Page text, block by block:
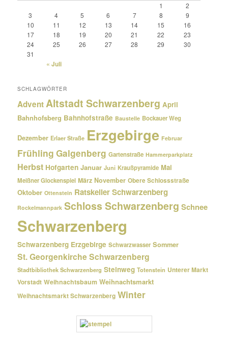
1
2
3
4 5 6 7 8
9
10
11 12 13 14 15
16
17
18 19 20 21 22
23
24
25 26 27 28 29
30
31
« Juli
SCHLAGWÖRTER
AdventAltstadt Schwarzenberg April
Bahnhofsberg Bahnhofstraße Baustelle Bockauer Weg
Dezember Erlaer Straße Erzgebirge Februar
Frühling Galgenberg Gartenstraße Hammerparkplatz
Herbst Hofgarten Januar Juni Kraußpyramide Mai
Meißner Glockenspiel März November Obere Schlossstraße
Oktober Ottenstein Ratskeller Schwarzenberg
Rockelmannpark Schloss Schwarzenberg Schnee
Schwarzenberg
Schwarzenberg Erzgebirge Schwarzwasser Sommer
St. Georgenkirche Schwarzenberg
Stadtbibliothek Schwarzenberg Steinweg Totenstein Unterer Markt
Vorstadt Weihnachtsbaum Weihnachtsmarkt
Weihnachtsmarkt Schwarzenberg Winter